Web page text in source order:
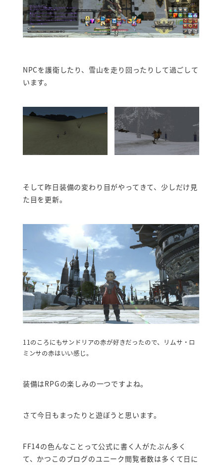
NPCを護衛したり、雪山を走り回ったりして過ごして
います。
そして昨日装備の変わり目がやってきて、少しだけ見
た目を更新。
11のころにもサンドリアの赤が好きだったので、リムサ・ロ
ミンサの赤はいい感じ。
装備はRPGの楽しみの一つですよね。
さて今日もまったりと遊ぼうと思います。
FF14の色んなことって公式に書く人がたぶん多く
て、かつこのブログのユニーク閲覧者数は多くて日に